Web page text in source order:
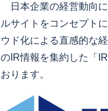
日本企業の経営動向
ルサイトをコンセプト
ウド化による直感的な
のIR情報を集約した「
おります。